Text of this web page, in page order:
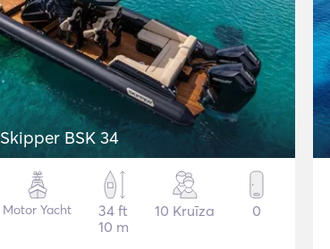
Skipper BSK 34
Motor Yacht
34 ft
10 m
10 Kruīza 0